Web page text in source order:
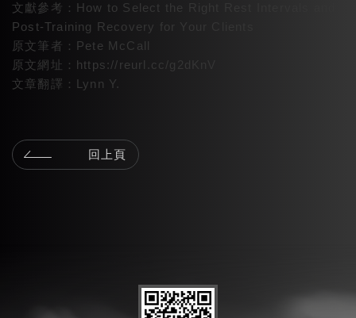
文獻參考：How to Select the Right Rest Intervals and
Post-Training Recovery for Your Clients
原文筆者： Pete McCall
原文網址： https://reurl.cc/g2dKnV
文章翻譯： Lynn Y.
回上頁